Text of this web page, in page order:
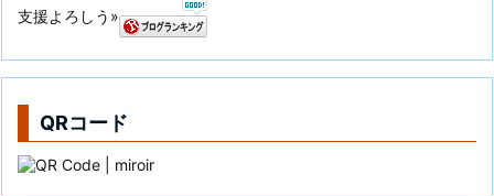
支援よろしう»
QRコード